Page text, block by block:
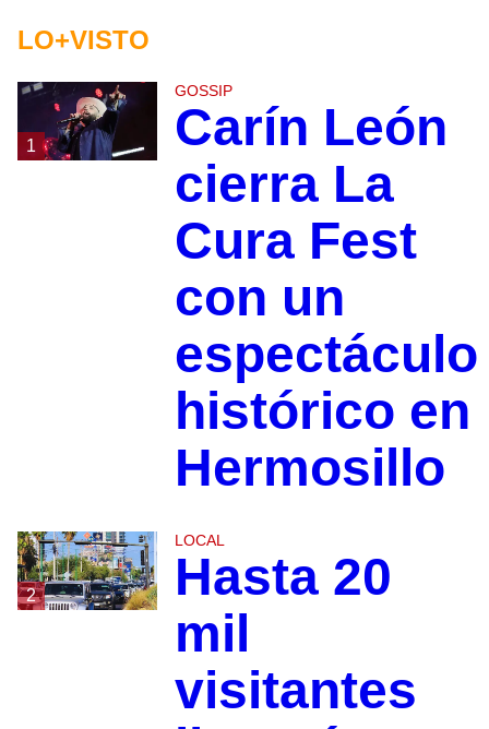
LO+VISTO
1
GOSSIP
Carín León
cierra La
Cura Fest
con un
espectáculo
histórico en
Hermosillo
2
LOCAL
Hasta 20
mil
visitantes